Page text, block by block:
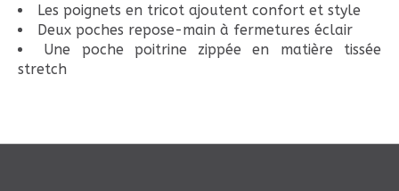
Les poignets en tricot ajoutent confort et style
Deux poches repose-main à fermetures éclair
Une poche poitrine zippée en matière tissée
stretch